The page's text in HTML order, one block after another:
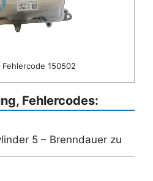
Fehlercode 150502
Fehlercodes:
5 – Brenndauer zu